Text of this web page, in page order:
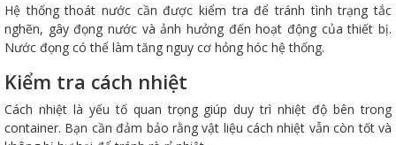
Hệ thống thoát nước cần được kiểm tra để tránh tình trạng tắc
nghẽn, gây đọng nước và ảnh hưởng đến hoạt động của thiết bị.
Nước đọng có thể làm tăng nguy cơ hỏng hóc hệ thống.
Kiểm tra cách nhiệt
Cách nhiệt là yếu tố quan trọng giúp duy trì nhiệt độ bên trong
container. Bạn cần đảm bảo rằng vật liệu cách nhiệt vẫn còn tốt và